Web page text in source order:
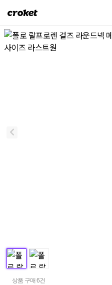
크
켓
상품 구매 6건